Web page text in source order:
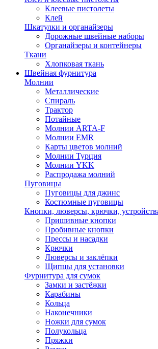
Клеевые пистолеты
Клей
Шкатулки и органайзеры
Дорожные швейные наборы
Органайзеры и контейнеры
Ткани
Хлопковая ткань
Швейная фурнитура
Молнии
Металлические
Спираль
Трактор
Потайные
Молнии ARTA-F
Молнии EMR
Карты цветов молний
Молнии Турция
Молнии YKK
Распродажа молний
Пуговицы
Пуговицы для джинс
Костюмные пуговицы
Кнопки, люверсы, крючки,
Пришивные кнопки
Пробивные кнопки
Прессы и насадки
Крючки
Люверсы и заклёпки
Щипцы для установки
Фурнитура для сумок
Замки и застёжки
Карабины
Кольца
Наконечники
Ножки для сумок
Полукольца
Пряжки